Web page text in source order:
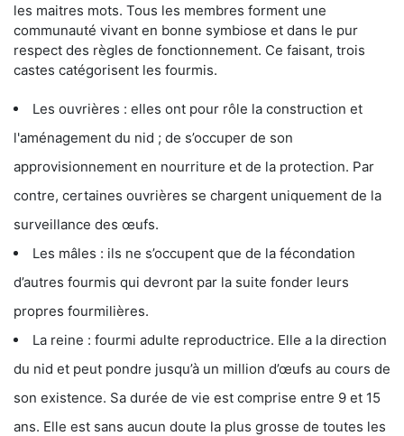
les maitres mots. Tous les membres forment une
communauté vivant en bonne symbiose et dans le pur
respect des règles de fonctionnement. Ce faisant, trois
castes catégorisent les fourmis.
Les ouvrières : elles ont pour rôle la construction et
l'aménagement du nid ; de s’occuper de son
approvisionnement en nourriture et de la protection. Par
contre, certaines ouvrières se chargent uniquement de la
surveillance des œufs.
Les mâles : ils ne s’occupent que de la fécondation
d’autres fourmis qui devront par la suite fonder leurs
propres fourmilières.
La reine : fourmi adulte reproductrice. Elle a la direction
du nid et peut pondre jusqu’à un million d’œufs au cours de
son existence. Sa durée de vie est comprise entre 9 et 15
ans. Elle est sans aucun doute la plus grosse de toutes les